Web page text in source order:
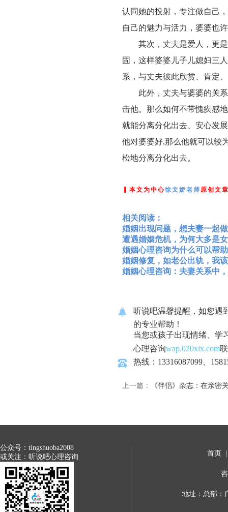
认同她的投射，专注做自己
自己的魅力与活力，婆婆也
其次，丈夫是爱人，更
固，这样婆婆儿子儿媳妇三
系，与丈夫彼此欣赏、肯定
此外，丈夫与婆婆的关
击他。那么如何不带愧疚感
就能分离分化出去、安心发
他对婆婆好,那么他就可以较
松地分离分化出去。
▎本文为中心徐文娇老师 原创文
相关阅读：
婚姻出现问题，想夫妻一起
遭遇婚姻危机，为何大多是
婚姻心理咨询为什么可以帮
婚姻修复，如老公出轨，我
婚姻心理咨询：夫妻关系中
听说吧温馨提醒，如您遇
的专业帮助！
当您或孩子出现情绪、学
心理咨询wap.020xlx.com
热线：13316087099、
上一篇： 《伴侣》杂志：在亲密
公众号：tingshuoba2008
或关注：听说吧心理咨询
首页
地址：总部：